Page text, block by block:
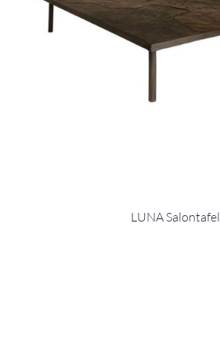
LUNA Salontafel